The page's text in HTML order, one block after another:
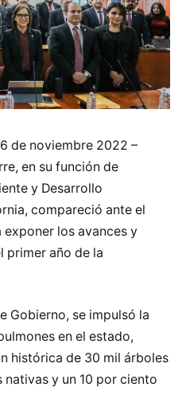
de noviembre 2022 –
en su función de
y Desarrollo
compareció ante el
los avances y
primer año de la
Gobierno, se impulsó la
en el estado,
histórica de 30 mil árboles
nativas y un 10 por ciento